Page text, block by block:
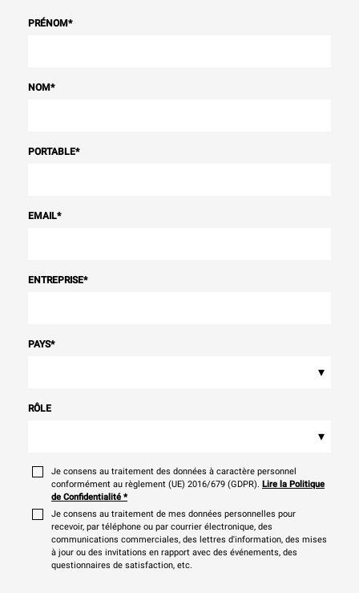
PRÉNOM*
NOM*
PORTABLE*
EMAIL*
ENTREPRISE*
PAYS*
▾
RÔLE
▾
Je consens au traitement des données à caractère personnel
conformément au règlement (UE) 2016/679 (GDPR). Lire la Politique
de Confidentialité *
Je consens au traitement de mes données personnelles pour
recevoir, par téléphone ou par courrier électronique, des
communications commerciales, des lettres d'information, des mises
à jour ou des invitations en rapport avec des événements, des
questionnaires de satisfaction, etc.